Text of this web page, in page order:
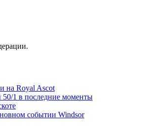
на Royal Ascot
50/1 в последние моменты
событии Windsor